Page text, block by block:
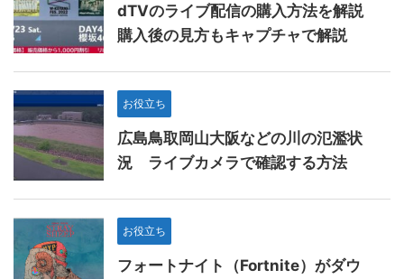
dTVのライブ配信の購入方法を解説
購入後の見方もキャプチャで解説
お役立ち
広島鳥取岡山大阪などの川の氾濫状
況 ライブカメラで確認する方法
お役立ち
フォートナイト（Fortnite）がダウ